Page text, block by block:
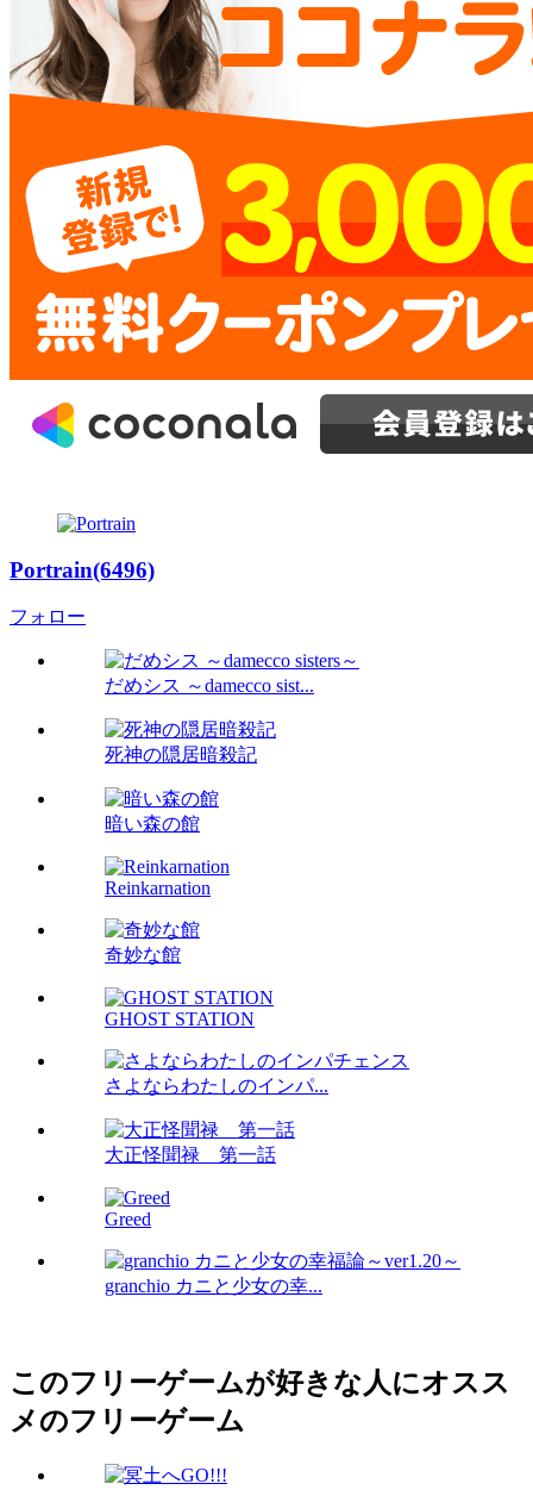
Portrain(6496)
フォロー
だめシス ～damecco sist...
死神の隠居暗殺記
暗い森の館
Reinkarnation
奇妙な館
GHOST STATION
さよならわたしのインパ...
大正怪聞禄 第一話
Greed
granchio カニと少女の幸...
このフリーゲームが好きな人にオスス
メのフリーゲーム